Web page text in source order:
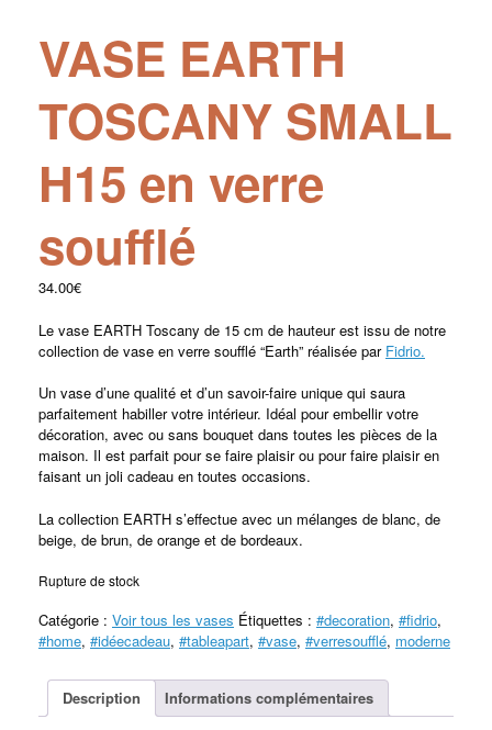
VASE EARTH
TOSCANY SMALL
H15 en verre
soufflé
34.00€
Le vase EARTH Toscany de 15 cm de hauteur est issu de notre
collection de vase en verre soufflé “Earth” réalisée par Fidrio.
Un vase d’une qualité et d’un savoir-faire unique qui saura
parfaitement habiller votre intérieur. Idéal pour embellir votre
décoration, avec ou sans bouquet dans toutes les pièces de la
maison. Il est parfait pour se faire plaisir ou pour faire plaisir en
faisant un joli cadeau en toutes occasions.
La collection EARTH s’effectue avec un mélanges de blanc, de
beige, de brun, de orange et de bordeaux.
Rupture de stock
Catégorie : Voir tous les vases Étiquettes : #decoration, #fidrio,
#home, #idéecadeau, #tableapart, #vase, #verresoufflé, moderne
Description Informations complémentaires